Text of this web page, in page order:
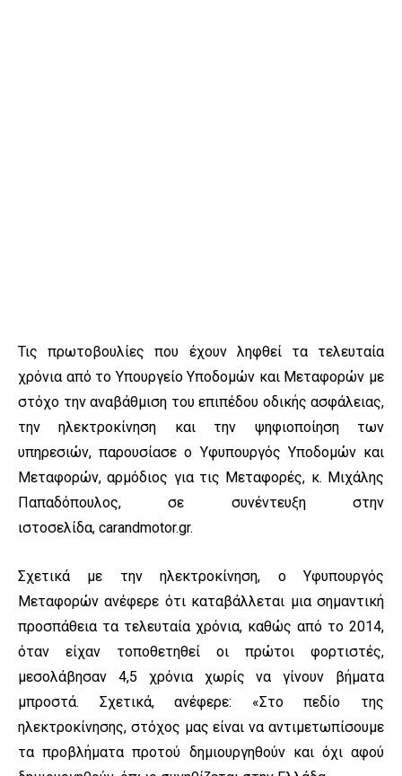
Τις πρωτοβουλίες που έχουν ληφθεί τα τελευταία
χρόνια από το Υπουργείο Υποδομών και Μεταφορών με
στόχο την αναβάθμιση του επιπέδου οδικής ασφάλειας,
την ηλεκτροκίνηση και την ψηφιοποίηση των
υπηρεσιών, παρουσίασε ο Υφυπουργός Υποδομών και
Μεταφορών, αρμόδιος για τις Μεταφορές, κ. Μιχάλης
Παπαδόπουλος, σε συνέντευξη στην
ιστοσελίδα, carandmotor.gr.
Σχετικά με την ηλεκτροκίνηση, ο Υφυπουργός
Μεταφορών ανέφερε ότι καταβάλλεται μια σημαντική
προσπάθεια τα τελευταία χρόνια, καθώς από το 2014,
όταν είχαν τοποθετηθεί οι πρώτοι φορτιστές,
μεσολάβησαν 4,5 χρόνια χωρίς να γίνουν βήματα
μπροστά. Σχετικά, ανέφερε: «Στο πεδίο της
ηλεκτροκίνησης, στόχος μας είναι να αντιμετωπίσουμε
τα προβλήματα προτού δημιουργηθούν και όχι αφού